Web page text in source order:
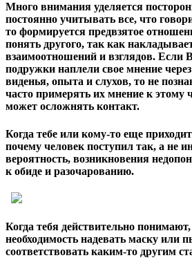
Много внимания уделяется
постоянно учитывать все, что
то формируется предвзятое
понять другого, так как
взаимоотношений и взглядов. Если
подружки наплели свое мнение
виденья, опыта и слухов, то не
часто примерять их мнение к этому
может осложнять контакт.
Когда тебе или кому-то еще
почему человек поступил так, а не
вероятность, возникновения
к обиде и разочарованию.
Когда тебя действительно понимают,
необходимость надевать маску или
соответствовать каким-то другим